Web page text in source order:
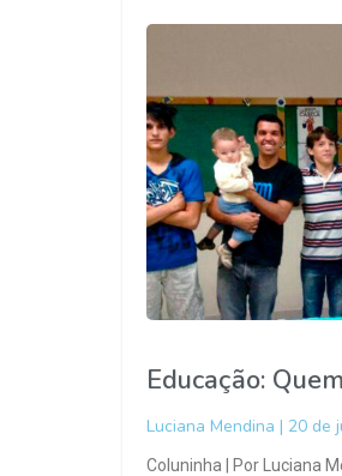
Educação:
Luciana Mendina 20 de
Coluninha | Por Luciana